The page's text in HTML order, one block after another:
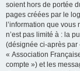
soient hors de portée
pages créées par le
l’information que
n’est pas limité à : la
(désignée ci-après par
« Association
compte ») et les